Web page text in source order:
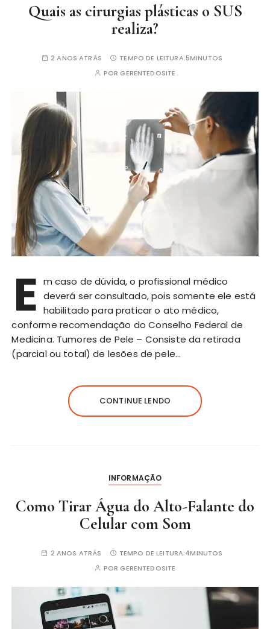
Quais as cirurgias plásticas o SUS
realiza?
2 ANOS ATRÁS TEMPO DE LEITURA:5MINUTOS
PORGERENTEDOSITE
E m caso de dúvida, o profissional médico
deverá ser consultado, pois somente ele está
habilitado para praticar o ato médico,
conforme recomendação do Conselho Federal de
Medicina. Tumores de Pele – Consiste da retirada
(parcial ou total) de lesões de pele…
CONTINUE LENDO
INFORMAÇÃO
Como Tirar Água do Alto-Falante do
Celular com Som
2 ANOS ATRÁS TEMPO DE LEITURA:4MINUTOS
PORGERENTEDOSITE